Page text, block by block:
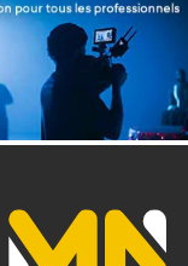
expédition Chronopost
continentale uniquement,
de 1m et moins de 20Kg.
estimés, hors
points seront